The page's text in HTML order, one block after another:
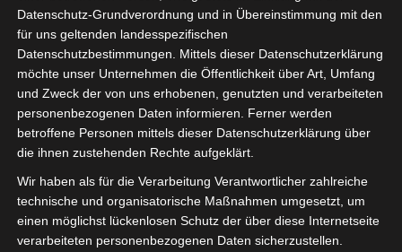
kleiner alter nostalgischer
Küchentisch eingezogen.
Ich liebe diesen kleinen Tisch.
Er sieht so schön aus und passt
vom Stil her perfekt in unser
zweites Wohnzimmer.
Datenschutz-Grundverordnung und in Übereinstimmung mit den
für uns geltenden landesspezifischen
Datenschutzbestimmungen. Mittels dieser Datenschutzerklärung
möchte unser Unternehmen die Öffentlichkeit über Art, Umfang
und Zweck der von uns erhobenen, genutzten und verarbeiteten
personenbezogenen Daten informieren. Ferner werden
betroffene Personen mittels dieser Datenschutzerklärung über
die ihnen zustehenden Rechte aufgeklärt.
Wir haben als für die Verarbeitung Verantwortlicher zahlreiche
technische und organisatorische Maßnahmen umgesetzt, um
einen möglichst lückenlosen Schutz der über diese Internetseite
verarbeiteten personenbezogenen Daten sicherzustellen.